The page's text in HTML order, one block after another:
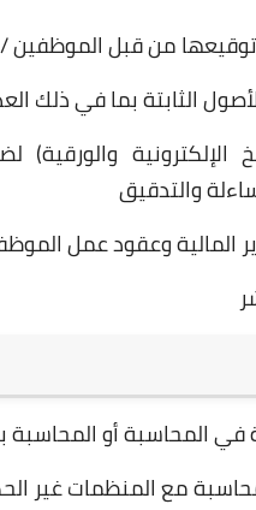
من قبل الموظفين
الثابتة بما في ذلك
الإلكترونية
والتدقيق
وعقود عمل
أو المحاسبة